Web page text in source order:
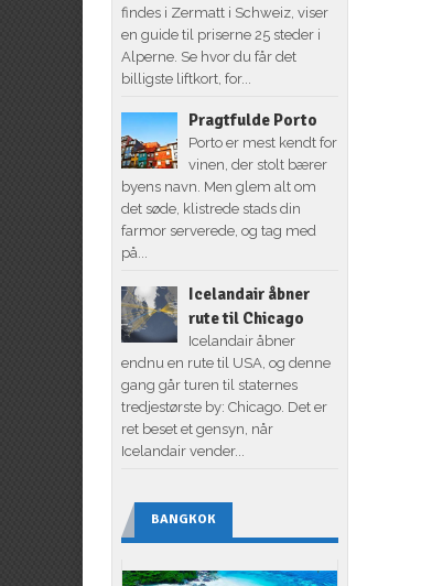
findes i Zermatt i Schweiz, viser
en guide til priserne 25 steder i
Alperne. Se hvor du får det
billigste liftkort, for...
Pragtfulde Porto
Porto er mest kendt for
vinen, der stolt bærer
byens navn. Men glem alt om
det søde, klistrede stads din
farmor serverede, og tag med
på...
Icelandair åbner
rute til Chicago
Icelandair åbner
endnu en rute til USA, og denne
gang går turen til staternes
tredjestørste by: Chicago. Det er
ret beset et gensyn, når
Icelandair vender...
BANGKOK